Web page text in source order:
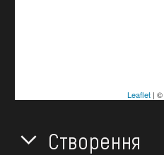
Leaflet| ©
Створення